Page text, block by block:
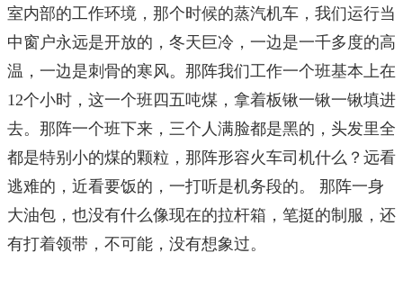
室内部的工作环境，那个时候的蒸汽机车，我们运行当
中窗户永远是开放的，冬天巨冷，一边是一千多度的高
温，一边是刺骨的寒风。那阵我们工作一个班基本上在
12个小时，这一个班四五吨煤，拿着板锹一锹一锹填进
去。那阵一个班下来，三个人满脸都是黑的，头发里全
都是特别小的煤的颗粒，那阵形容火车司机什么？远看
逃难的，近看要饭的，一打听是机务段的。 那阵一身
大油包，也没有什么像现在的拉杆箱，笔挺的制服，还
有打着领带，不可能，没有想象过。